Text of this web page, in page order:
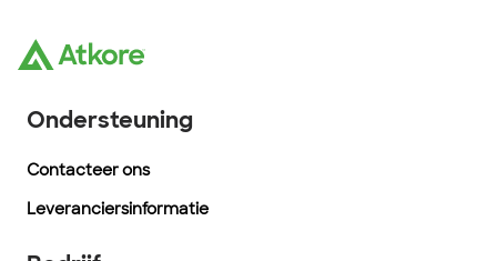
Ondersteuning
Contacteer ons
Leveranciersinformatie